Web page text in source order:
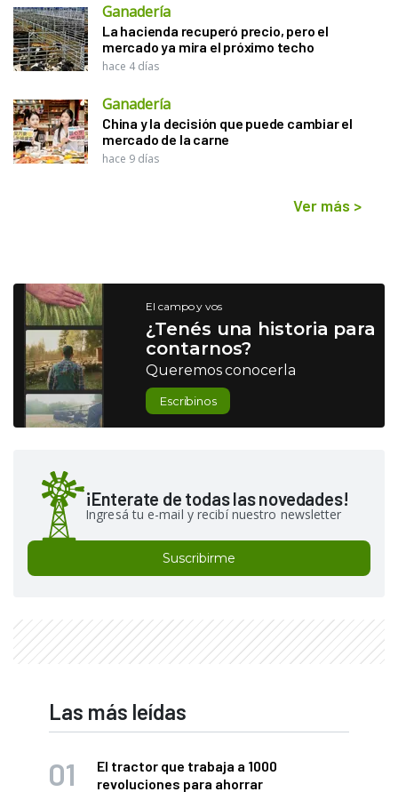
Ganadería
La hacienda recuperó precio, pero el
mercado ya mira el próximo techo
hace 4 días
Ganadería
China y la decisión que puede cambiar el
mercado de la carne
hace 9 días
Ver más >
El campo y vos
¿Tenés una historia para
contarnos?
Queremos conocerla
Escribinos
¡Enterate de todas las novedades!
Ingresá tu e-mail y recibí nuestro newsletter
Suscribirme
Las más leídas
El tractor que trabaja a 1000
revoluciones para ahorrar